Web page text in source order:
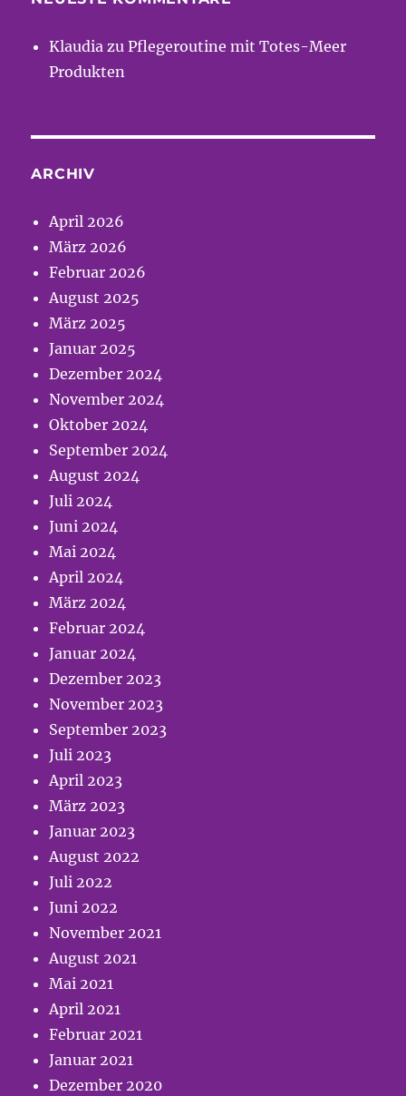
Klaudia zuPflegeroutine mit Totes-Meer
Produkten
ARCHIV
April 2026
März 2026
Februar 2026
August 2025
März 2025
Januar 2025
Dezember 2024
November 2024
Oktober 2024
September 2024
August 2024
Juli 2024
Juni 2024
Mai 2024
April 2024
März 2024
Februar 2024
Januar 2024
Dezember 2023
November 2023
September 2023
Juli 2023
April 2023
März 2023
Januar 2023
August 2022
Juli 2022
Juni 2022
November 2021
August 2021
Mai 2021
April 2021
Februar 2021
Januar 2021
Dezember 2020